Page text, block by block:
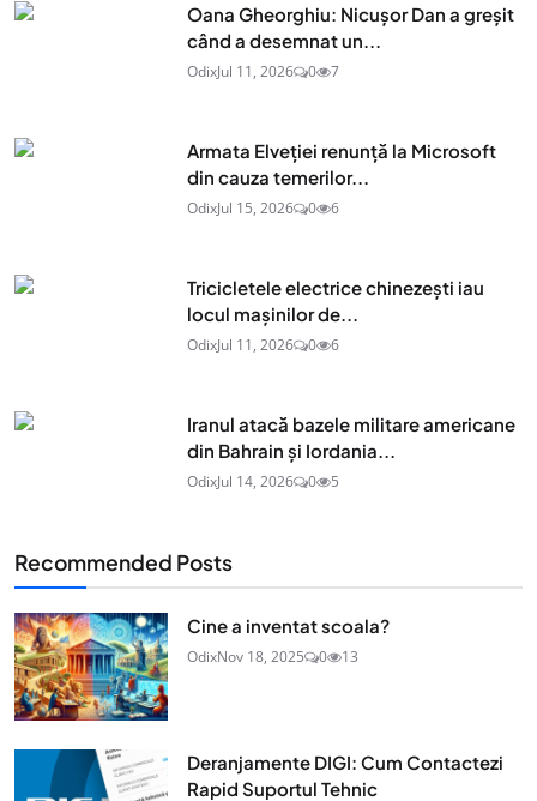
Oana Gheorghiu: Nicușor Dan a greșit
când a desemnat un...
OdixJul 11, 2026 0 7
Armata Elveției renunță la Microsoft
din cauza temerilor...
OdixJul 15, 2026 0 6
Tricicletele electrice chinezești iau
locul mașinilor de...
OdixJul 11, 2026 0 6
Iranul atacă bazele militare americane
din Bahrain și Iordania...
OdixJul 14, 2026 0 5
Recommended Posts
Cine a inventat scoala?
OdixNov 18, 2025 0 13
Deranjamente DIGI: Cum Contactezi
Rapid Suportul Tehnic